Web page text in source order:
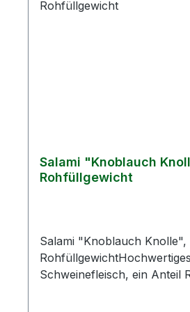
Salami "Knoblauch
Rohfüllgewicht
Salami "Knoblauch Knolle",
RohfüllgewichtHochwertiges
Schweinefleisch, ein Anteil